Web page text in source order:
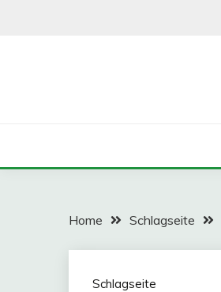
Home Schlagseite
Schlagseite